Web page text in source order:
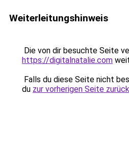
Weiterleitungshinweis
Die von dir besuchte Seite
https://digitalnatalie.com
Falls du diese Seite nicht
du zur vorherigen Seite